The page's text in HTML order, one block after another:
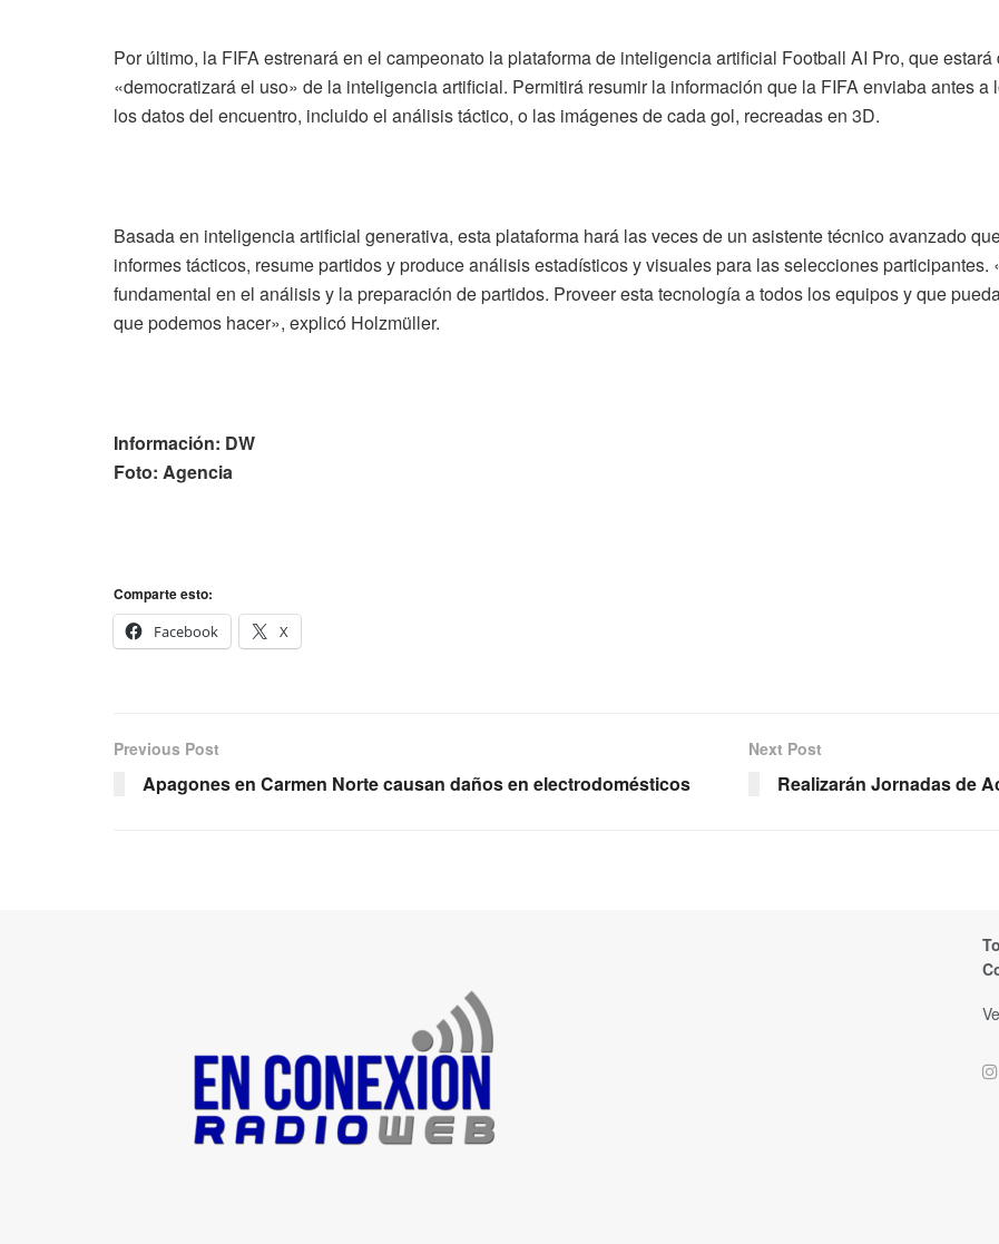
Por último, la FIFA estrenará en el campeonato la plataforma de inteligencia artificial Football AI Pro, que
«democratizará el uso» de la inteligencia artificial. Permitirá resumir la información que la FIFA enviaba antes
los datos del encuentro, incluido el análisis táctico, o las imágenes de cada gol, recreadas en 3D.
Basada en inteligencia artificial generativa, esta plataforma hará las veces de un asistente técnico avanzado
informes tácticos, resume partidos y produce análisis estadísticos y visuales para las selecciones
fundamental en el análisis y la preparación de partidos. Proveer esta tecnología a todos los equipos y que
que podemos hacer», explicó Holzmüller.
Información: DW
Foto: Agencia
Comparte esto:
Facebook
X
Previous Post
Apagones en Carmen Norte causan daños en electrodomésticos
Next Post
Realizarán Jornadas de